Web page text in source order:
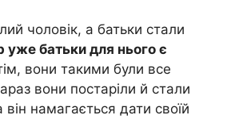
чоловік, а батьки стали
уже батьки для нього є
вони такими були все
вони постаріли й стали
намагається дати своїй